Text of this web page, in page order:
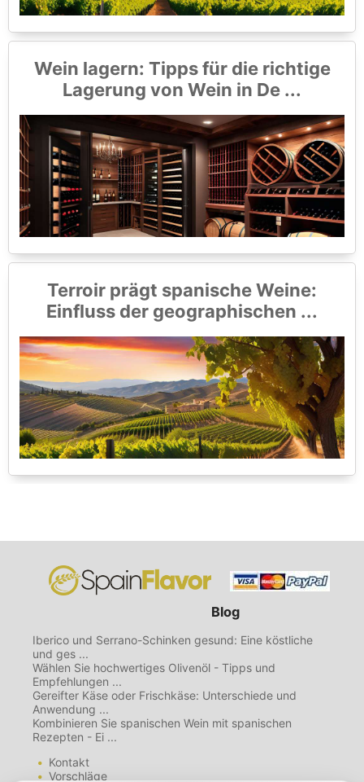
Wein lagern: Tipps für die richtige
Lagerung von Wein in De ...
Terroir prägt spanische Weine:
Einfluss der geographischen ...
Blog
Iberico und Serrano-Schinken gesund: Eine köstliche
und ges ...
Wählen Sie hochwertiges Olivenöl - Tipps und
Empfehlungen ...
Gereifter Käse oder Frischkäse: Unterschiede und
Anwendung ...
Kombinieren Sie spanischen Wein mit spanischen
Rezepten - Ei ...
Kontakt
Vorschläge